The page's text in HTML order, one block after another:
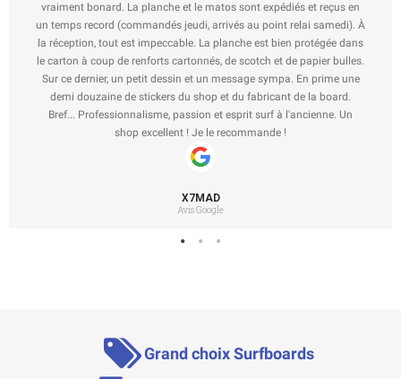
vraiment bonard. La planche et le matos sont expédiés et reçus en
un temps record (commandés jeudi, arrivés au point relai samedi). À
la réception, tout est impeccable. La planche est bien protégée dans
le carton à coup de renforts cartonnés, de scotch et de papier bulles.
Sur ce dernier, un petit dessin et un message sympa. En prime une
demi douzaine de stickers du shop et du fabricant de la board.
Bref... Professionnalisme, passion et esprit surf à l'ancienne. Un
shop excellent ! Je le recommande !
X7MAD
Avis Google
Grand choix Surfboards